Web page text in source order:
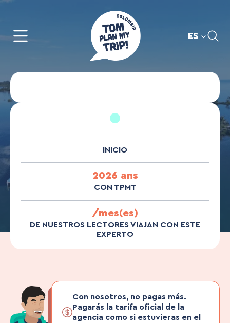
contenido
ES
INICIO
2026 ans
CON TPMT
/mes(es)
DE NUESTROS LECTORES VIAJAN CON ESTE
EXPERTO
Con nosotros, no pagas más.
Pagarás la tarifa oficial de la
agencia como si estuvieras en el